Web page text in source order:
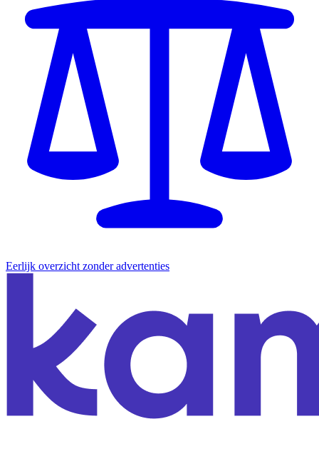
Eerlijk overzicht zonder advertenties